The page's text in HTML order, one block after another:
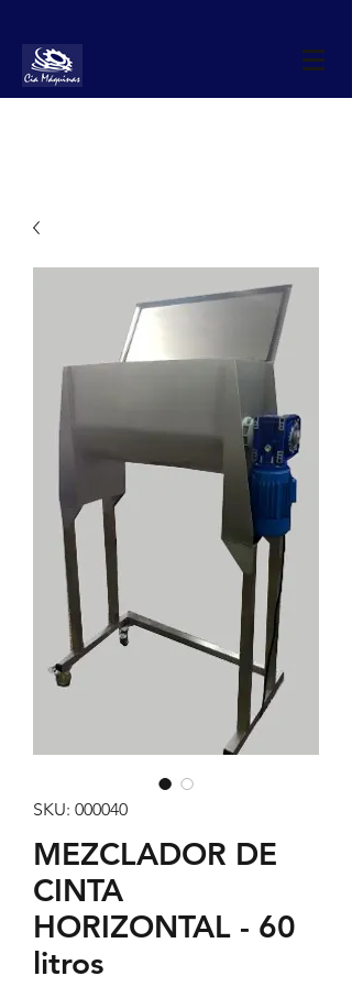
SKU: 000040
MEZCLADOR DE
CINTA
HORIZONTAL - 60
litros